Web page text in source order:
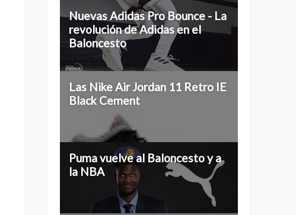
Nuevas Adidas Pro Bounce - La
revolución de Adidas en el
Baloncesto
Las Nike Air Jordan 11 Retro IE
Black Cement
Puma vuelve al Baloncesto y a
la NBA